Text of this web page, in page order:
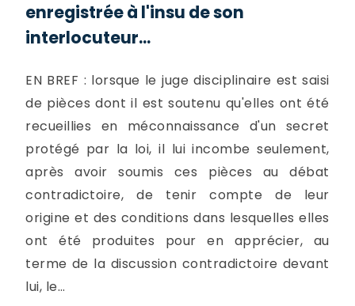
enregistrée à l'insu de son
interlocuteur...
EN BREF : lorsque le juge disciplinaire est saisi
de pièces dont il est soutenu qu'elles ont été
recueillies en méconnaissance d'un secret
protégé par la loi, il lui incombe seulement,
après avoir soumis ces pièces au débat
contradictoire, de tenir compte de leur
origine et des conditions dans lesquelles elles
ont été produites pour en apprécier, au
terme de la discussion contradictoire devant
lui, le...